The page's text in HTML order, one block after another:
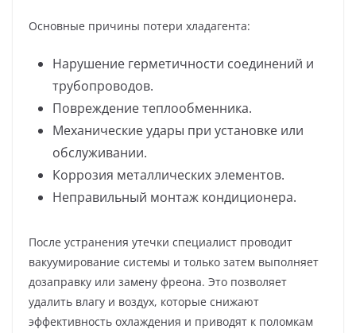
Основные причины потери хладагента:
Нарушение герметичности соединений и
трубопроводов.
Повреждение теплообменника.
Механические удары при установке или
обслуживании.
Коррозия металлических элементов.
Неправильный монтаж кондиционера.
После устранения утечки специалист проводит
вакуумирование системы и только затем выполняет
дозаправку или замену фреона. Это позволяет
удалить влагу и воздух, которые снижают
эффективность охлаждения и приводят к поломкам